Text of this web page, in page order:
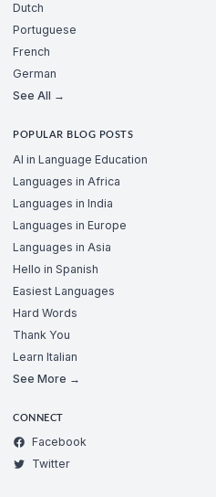
Dutch
Portuguese
French
German
See All →
POPULAR BLOG POSTS
AI in Language Education
Languages in Africa
Languages in India
Languages in Europe
Languages in Asia
Hello in Spanish
Easiest Languages
Hard Words
Thank You
Learn Italian
See More →
CONNECT
Facebook
Twitter